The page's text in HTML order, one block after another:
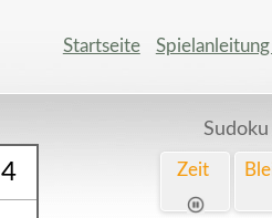
Startseite Spielanleitung
4 Zeit